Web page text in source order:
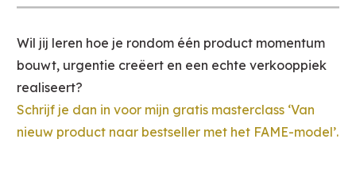
Wil jij leren hoe je rondom één product momentum
bouwt, urgentie creëert en een echte verkooppiek
realiseert?
Schrijf je dan in voor mijn gratis masterclass ‘Van
nieuw product naar bestseller met het FAME-model’.